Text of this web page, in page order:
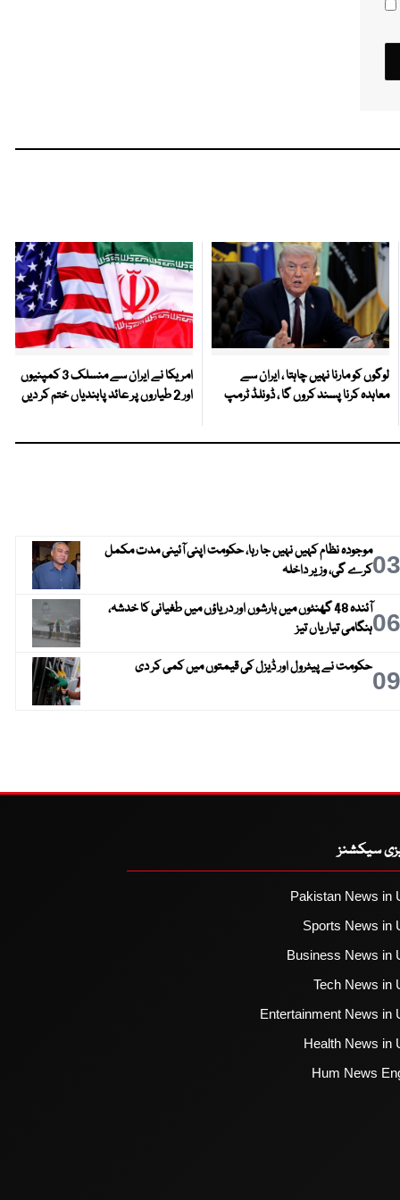
لوگوں کو مارنا نہیں چاہتا ، ایران سے
معاہدہ کرنا پسند کروں گا ، ڈونلڈ ٹرمپ
امریکا نے ایران سے منسلک 3 کمپنیوں
اور 2 طیاروں پر عائد پابندیاں ختم کر دیں
03موجودہ نظام کہیں نہیں جا رہا، حکومت اپنی آئینی مدت مکمل
کرے گی، وزیر داخلہ
06
آئندہ 48 گھنٹوں میں بارشوں اور دریاؤں میں طغیانی کا خدشہ،
ہنگامی تیاریاں تیز
09حکومت نے پیٹرول اور ڈیزل کی قیمتوں میں کمی کر دی
سیکشنز
Pakistan News in
Sports News in
Business News in
Tech News in
Entertainment News in
Health News in
Hum News